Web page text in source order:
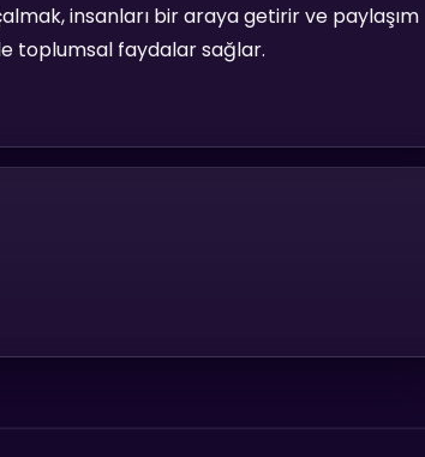
insanları bir araya getirir ve paylaşım
toplumsal faydalar sağlar.